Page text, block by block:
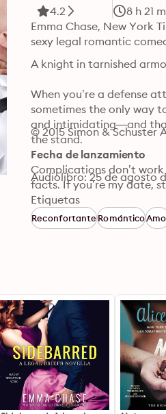
4.2 8 h 21 m
Emma Chase, New York
sexy legal romantic
A knight in tarnished
When you’re a defense
sometimes the only way
and intimidating—and that
the stand.
Complications don’t
facts. If you’re my date,
pretend to be.
Then Chelsea McQuaid
She needs someone to
And that—that, I know
© 2015 Simon & Schuster
Fecha de lanzamiento
Audiolibro: 25 de agosto
Etiquetas
ReconfortanteRomántico